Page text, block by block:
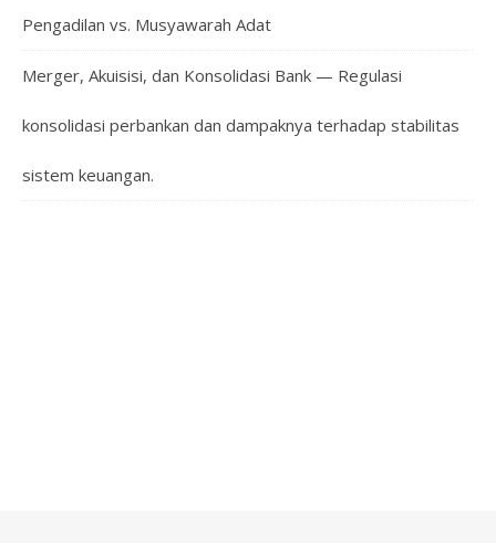
Pengadilan vs. Musyawarah Adat
Merger, Akuisisi, dan Konsolidasi Bank — Regulasi
konsolidasi perbankan dan dampaknya terhadap stabilitas
sistem keuangan.